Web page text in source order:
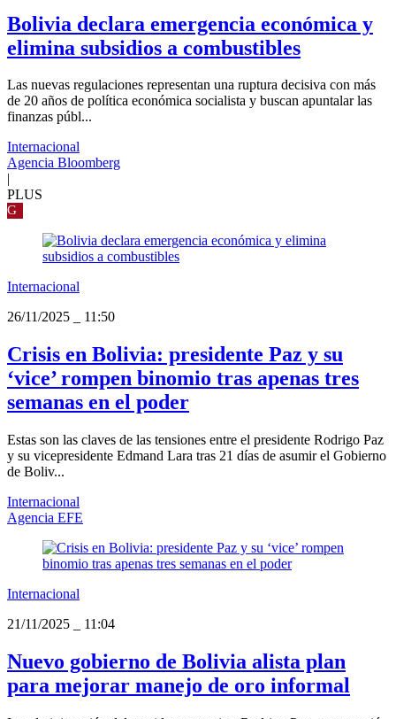
Bolivia declara emergencia económica y
elimina subsidios a combustibles
Las nuevas regulaciones representan una ruptura decisiva con más
de 20 años de política económica socialista y buscan apuntalar las
finanzas públ...
Internacional
Agencia Bloomberg
|
PLUS
G
Internacional
26/11/2025
11:50
Crisis en Bolivia: presidente Paz y su
‘vice’ rompen binomio tras apenas tres
semanas en el poder
Estas son las claves de las tensiones entre el presidente Rodrigo Paz
y su vicepresidente Edmand Lara tras 21 días de asumir el Gobierno
de Boliv...
Internacional
Agencia EFE
Internacional
21/11/2025
11:04
Nuevo gobierno de Bolivia alista plan
para mejorar manejo de oro informal